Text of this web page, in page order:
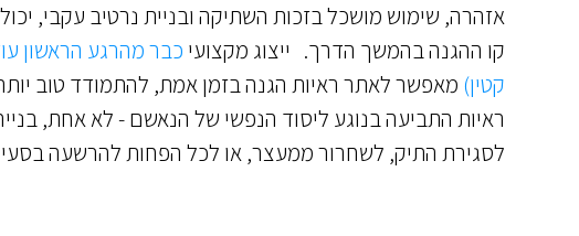
אזהרה, שימוש מושכל בזכות השתיקה ובניית נרטיב עקבי,
קו ההגנה בהמשך הדרך. ייצוג מקצועי כבר מהרגע הראשון
קטין) מאפשר לאתר ראיות הגנה בזמן אמת, להתמודד טוב
ראיות התביעה בנוגע ליסוד הנפשי של הנאשם - לא אחת,
לסגירת התיק, לשחרור ממעצר, או לכל הפחות להרשעה